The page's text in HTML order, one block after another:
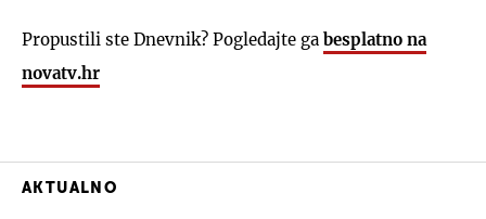
Propustili ste Dnevnik? Pogledajte ga besplatno na
novatv.hr
AKTUALNO